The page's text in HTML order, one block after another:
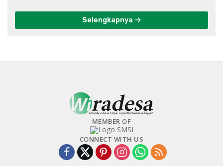
Selengkapnya
MEMBER OF
CONNECT WITH US